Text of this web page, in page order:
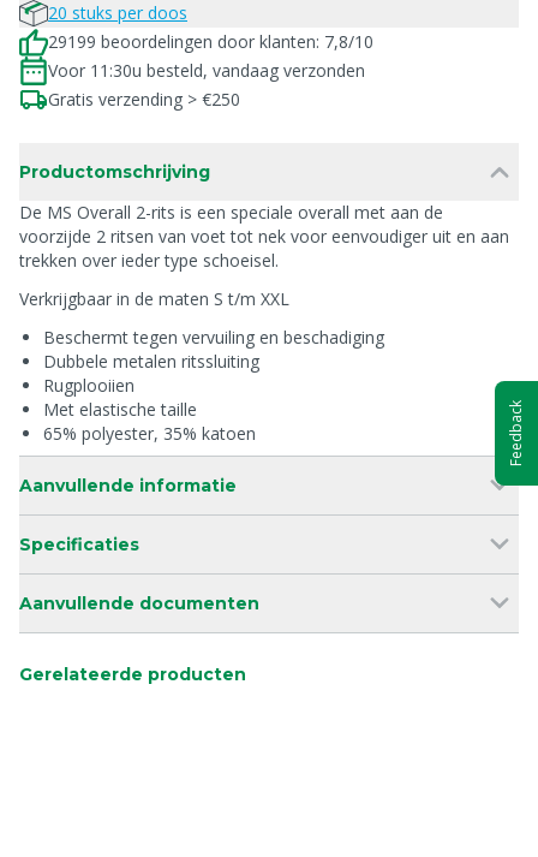
20 stuks per doos
29199 beoordelingen door klanten: 7,8/10
Voor 11:30u besteld, vandaag verzonden
Gratis verzending > €250
Productomschrijving
De MS Overall 2-rits is een speciale overall met aan de
voorzijde 2 ritsen van voet tot nek voor eenvoudiger uit en aan
trekken over ieder type schoeisel.
Verkrijgbaar in de maten S t/m XXL
Beschermt tegen vervuiling en beschadiging
Dubbele metalen ritssluiting
Rugplooiien
Met elastische taille
65% polyester, 35% katoen
Aanvullende informatie
Specificaties
Aanvullende documenten
Gerelateerde producten
Feedback